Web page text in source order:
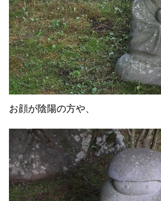
お顔が陰陽の方や、